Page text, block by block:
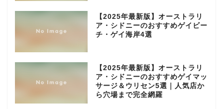
【2025年最新版】オーストラリ
ア・シドニーのおすすめゲイビー
チ・ゲイ海岸4選
【2025年最新版】オーストラリ
ア・シドニーのおすすめゲイマッ
サージ＆ウリセン5選｜人気店か
ら穴場まで完全網羅